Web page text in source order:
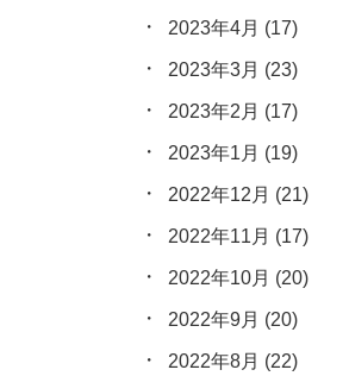
2023年4月 (17)
2023年3月 (23)
2023年2月 (17)
2023年1月 (19)
2022年12月 (21)
2022年11月 (17)
2022年10月 (20)
2022年9月 (20)
2022年8月 (22)